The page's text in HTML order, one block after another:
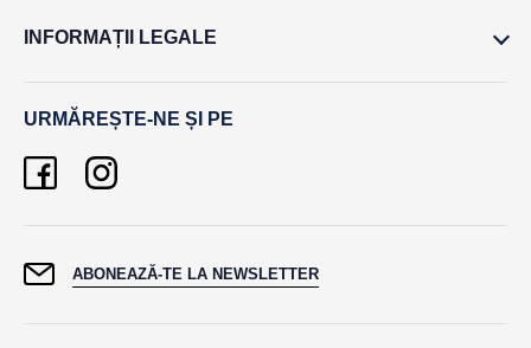
INFORMAȚII LEGALE
URMĂREȘTE-NE ȘI PE
ABONEAZĂ-TE LA NEWSLETTER